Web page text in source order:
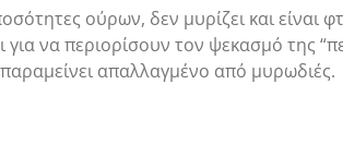
ούρων, δεν μυρίζει και είναι
να περιορίσουν τον ψεκασμό της
απαλλαγμένο από μυρωδιές.